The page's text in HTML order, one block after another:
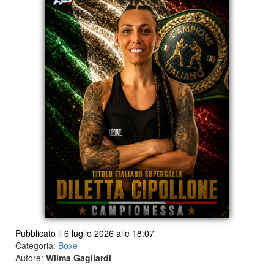
Pubblicato il 6 luglio 2026 alle 18:07
Categoria: Boxe
Autore: Wilma Gagliardi